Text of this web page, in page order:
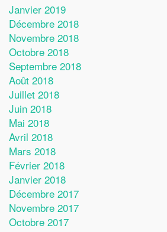
Janvier 2019
Décembre 2018
Novembre 2018
Octobre 2018
Septembre 2018
Août 2018
Juillet 2018
Juin 2018
Mai 2018
Avril 2018
Mars 2018
Février 2018
Janvier 2018
Décembre 2017
Novembre 2017
Octobre 2017